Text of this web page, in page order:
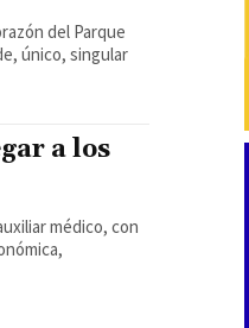
del Parque
único, singular
a los
médico, con